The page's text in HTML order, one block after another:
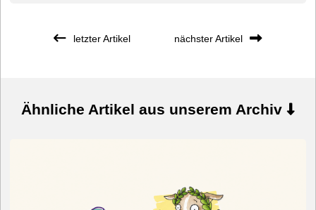
letzter Artikel nächster Artikel
Ähnliche Artikel aus unserem Archiv